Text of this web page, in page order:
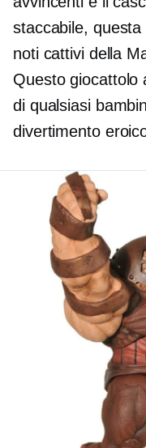
staccabile,
noti cattivi della
Questo giocattolo
di qualsiasi
divertimento